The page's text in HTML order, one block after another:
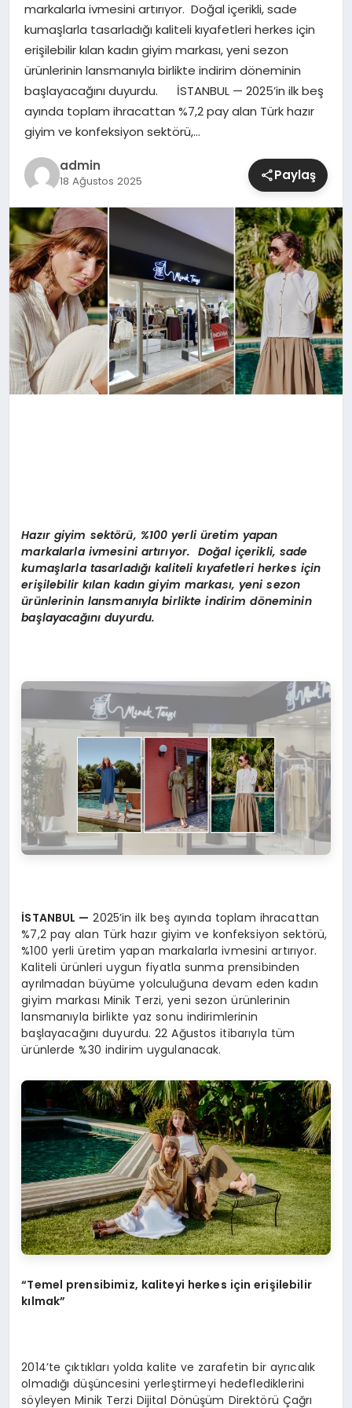
SIYASET
SPOR
TEKNOLOJI
YAŞAM
markalarla ivmesini artırıyor. Doğal içerikli, sade
kumaşlarla tasarladığı kaliteli kıyafetleri herkes için
erişilebilir kılan kadın giyim markası, yeni sezon
ürünlerinin lansmanıyla birlikte indirim döneminin
başlayacağını duyurdu. İSTANBUL — 2025’in ilk beş
ayında toplam ihracattan %7,2 pay alan Türk hazır
giyim ve konfeksiyon sektörü,…
admin
18 Ağustos 2025 Paylaş
Hazır giyim sektörü, %100 yerli üretim yapan
markalarla ivmesini artırıyor. Doğal içerikli, sade
kumaşlarla tasarladığı kaliteli kıyafetleri herkes için
erişilebilir kılan kadın giyim markası, yeni sezon
ürünlerinin lansmanıyla birlikte indirim döneminin
başlayacağını duyurdu.
İSTANBUL — 2025’in ilk beş ayında toplam ihracattan
%7,2 pay alan Türk hazır giyim ve konfeksiyon sektörü,
%100 yerli üretim yapan markalarla ivmesini artırıyor.
Kaliteli ürünleri uygun fiyatla sunma prensibinden
ayrılmadan büyüme yolculuğuna devam eden kadın
giyim markası Minik Terzi, yeni sezon ürünlerinin
lansmanıyla birlikte yaz sonu indirimlerinin
başlayacağını duyurdu. 22 Ağustos itibarıyla tüm
ürünlerde %30 indirim uygulanacak.
“Temel prensibimiz, kaliteyi herkes için erişilebilir
kılmak”
2014’te çıktıkları yolda kalite ve zarafetin bir ayrıcalık
olmadığı düşüncesini yerleştirmeyi hedeflediklerini
söyleyen Minik Terzi Dijital Dönüşüm Direktörü Çağrı